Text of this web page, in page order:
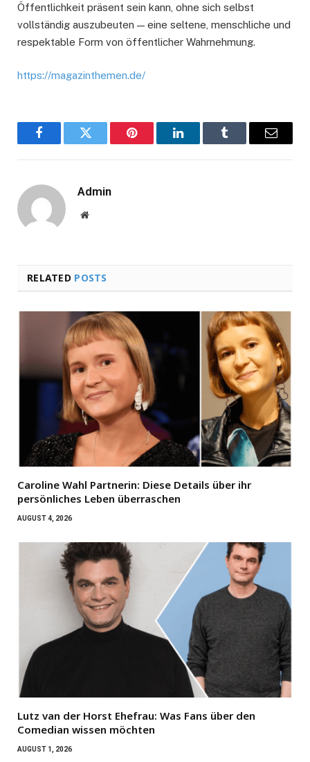
Öffentlichkeit präsent sein kann, ohne sich selbst
vollständig auszubeuten — eine seltene, menschliche und
respektable Form von öffentlicher Wahrnehmung.
https://magazinthemen.de/
FacebookTwitter Pinterest LinkedInTumblr Email
Admin
Website
RELATED POSTS
Caroline Wahl Partnerin: Diese Details über ihr
persönliches Leben überraschen
AUGUST 4, 2026
Lutz van der Horst Ehefrau: Was Fans über den
Comedian wissen möchten
AUGUST 1, 2026